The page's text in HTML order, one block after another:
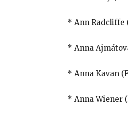
* Ann Radcliffe
* Anna
* Anna Kavan
* Anna Wiener